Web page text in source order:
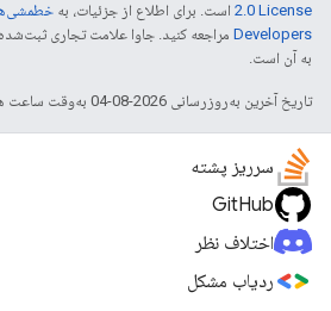
2.0 License است. برای اطلاع از جزئیات، به
Developers‏
به آن است.
تاریخ آخرین به‌روزرسانی 2026-08-04 به‌وقت ساعت هماهنگ جهانی.
سرریز پشته
GitHub
اختلاف نظر
ردیاب مشکل